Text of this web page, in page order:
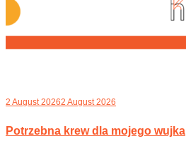
2 August 20262 August 2026
Potrzebna krew dla mojego wujka